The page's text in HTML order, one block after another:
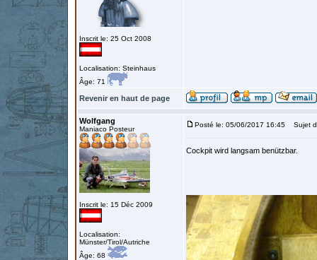
Inscrit le: 25 Oct 2008
Localisation: Steinhaus
Âge: 71
Revenir en haut de page
Wolfgang
Maniaco Posteur
Inscrit le: 15 Déc 2009
Localisation:
Münster/Tirol/Autriche
Âge: 68
Posté le: 05/06/2017 16:45 Sujet
Cockpit wird langsam benützbar.